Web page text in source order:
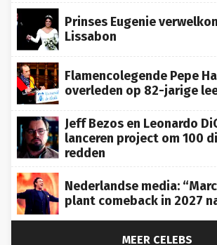
Prinses Eugenie
Lissabon
Flamencolegende Pepe
overleden op 82-jarige
Jeff Bezos en Leonardo
lanceren project om 100
redden
Nederlandse media:
plant comeback in 2027
MEER CELEBS